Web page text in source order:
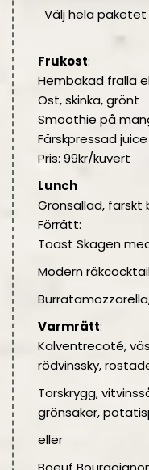
Välj hela
Frukost:
Hembakad fralla
Ost, skinka, grönt
Smoothie på
Färskpressad juice
Pris: 99kr/kuvert
Lunch
Grönsallad, färskt
Förrätt:
Toast Skagen
Modern
Varmrätt:
Kalventrecoté,
rödvinssky,
Torskrygg,
grönsaker,
eller